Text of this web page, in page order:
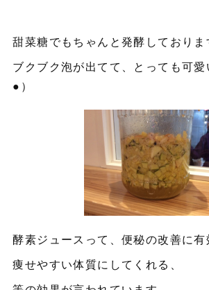
甜菜糖でもちゃんと発酵しておりま
ブクブク泡が出てて、とっても可
●）
酵素ジュースって、便秘の改善に有
痩せやすい体質にしてくれる、